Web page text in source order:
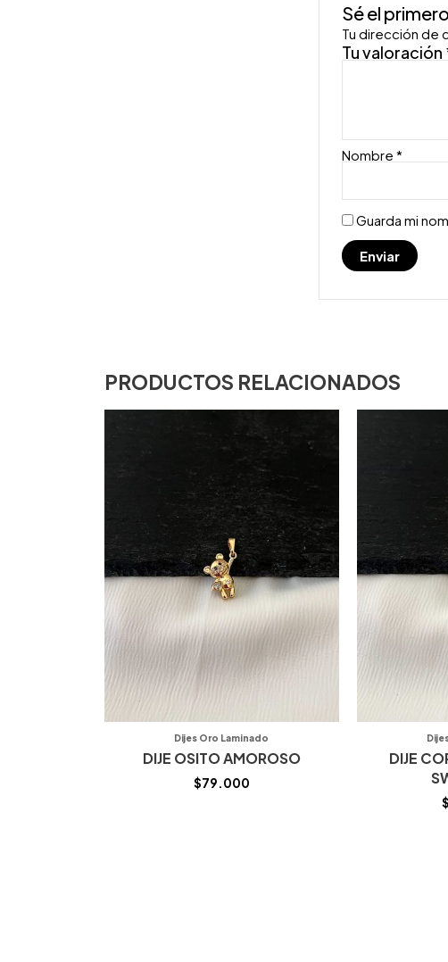
Sé el
Tu dirección de
Tu valoración
Nombre*
Guarda mi
PRODUCTOS RELACIONADOS
Dijes Oro Laminado
DIJE OSITO AMOROSO
$79.000
DIJE
$